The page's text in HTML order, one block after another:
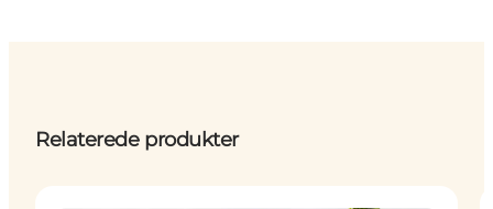
Relaterede produkter